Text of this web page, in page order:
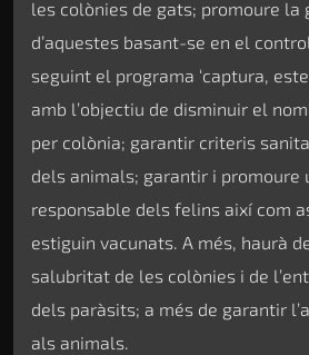
les colònies de gats; promoure la
d’aquestes basant-se en el
seguint el programa ‘captura,
amb l’objectiu de disminuir el
per colònia; garantir criteris
dels animals; garantir i promoure
responsable dels felins així com
estiguin vacunats. A més, haurà
salubritat de les colònies i de
dels paràsits; a més de garantir
als animals.